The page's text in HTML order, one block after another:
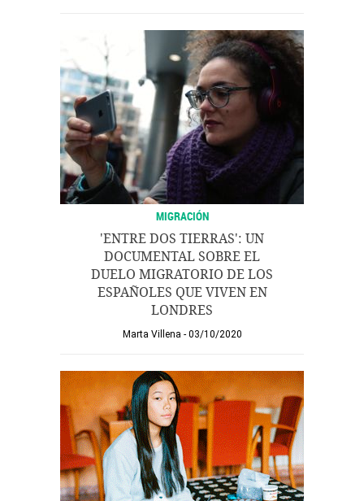
MIGRACIÓN
'ENTRE DOS TIERRAS': UN
DOCUMENTAL SOBRE EL
DUELO MIGRATORIO DE LOS
ESPAÑOLES QUE VIVEN EN
LONDRES
Marta Villena 03/10/2020